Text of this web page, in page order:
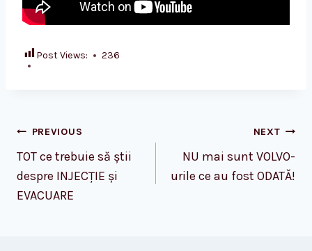
Post Views: 236
Post
navigation
PREVIOUS
TOT ce trebuie să știi
despre INJECȚIE și
EVACUARE
NEXT
NU mai sunt VOLVO-
urile ce au fost ODATĂ!